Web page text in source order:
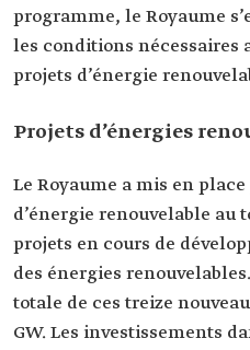
programme, le Royaume
les conditions nécessaires
projets d’énergie
Projets d’énergies
Le Royaume a mis en
d’énergie renouvelable au
projets en cours de
des énergies
totale de ces treize
GW. Les investissements